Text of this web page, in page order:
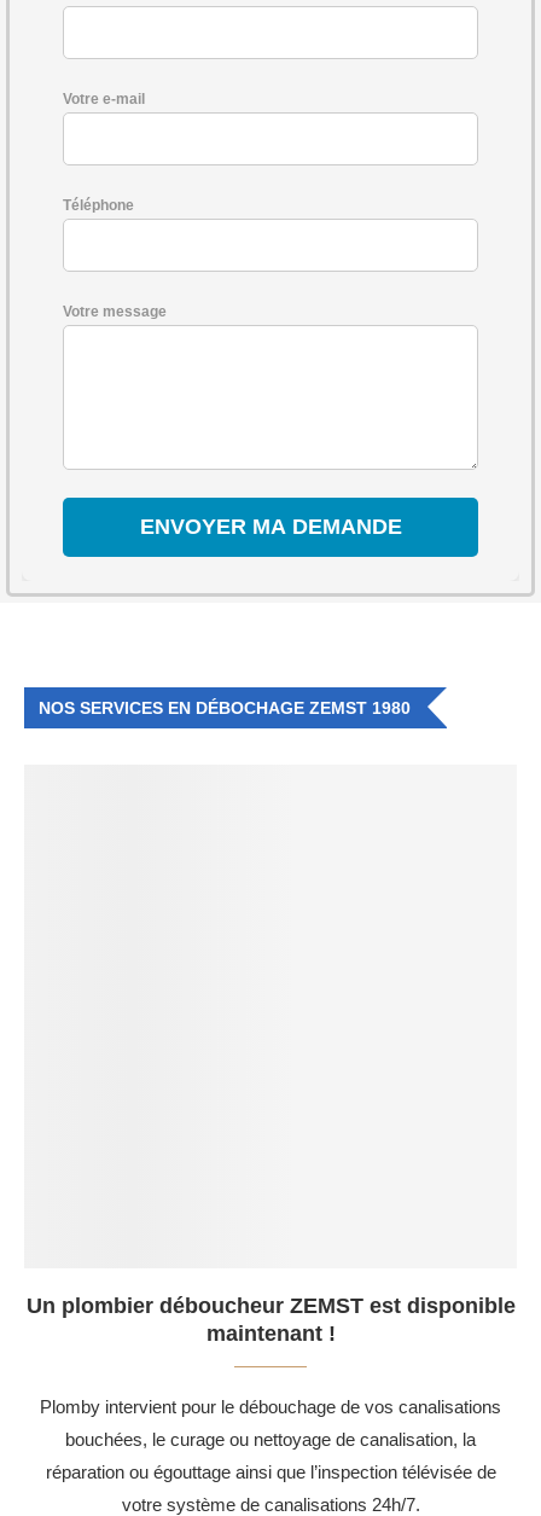
Votre e-mail
Téléphone
Votre message
NOS SERVICES EN DÉBOCHAGE ZEMST 1980
Un plombier déboucheur ZEMST est disponible
maintenant !
Plomby intervient pour le débouchage de vos canalisations
bouchées, le curage ou nettoyage de canalisation, la
réparation ou égouttage ainsi que l’inspection télévisée de
votre système de canalisations 24h/7.